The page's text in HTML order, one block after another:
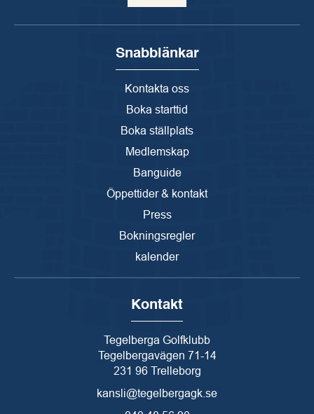
Snabblänkar
Kontakta oss
Boka starttid
Boka ställplats
Medlemskap
Banguide
Öppettider & kontakt
Press
Bokningsregler
kalender
Kontakt
Tegelberga Golfklubb
Tegelbergavägen 71-14
231 96 Trelleborg
kansli@tegelbergagk.se